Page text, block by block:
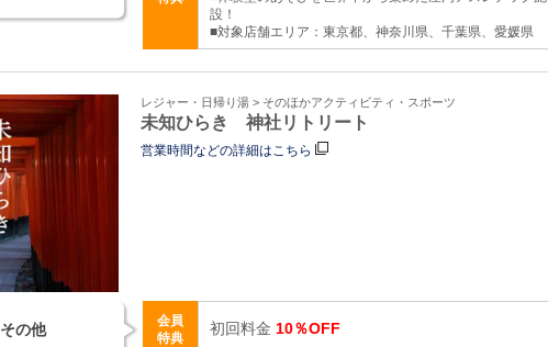
設！
■対象店舗エリア：東京都、神奈川県、千葉県、愛媛県
レジャー・日帰り湯 > そのほかアクティビティ・スポーツ
未知ひらき 神社リトリート
営業時間などの詳細はこちら
その他
会員
特典
初回料金 10％OFF